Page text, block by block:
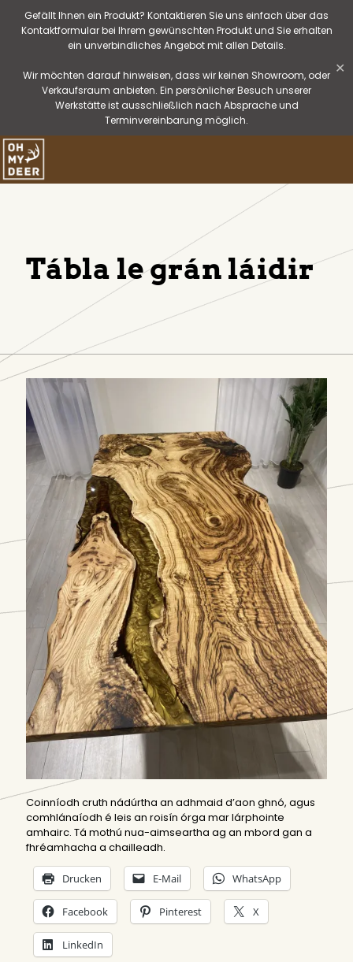
Gefällt Ihnen ein Produkt? Kontaktieren Sie uns einfach über das
Kontaktformular bei Ihrem gewünschten Produkt und Sie erhalten
ein unverbindliches Angebot mit allen Details.
Wir möchten darauf hinweisen, dass wir keinen Showroom, oder
Verkaufsraum anbieten. Ein persönlicher Besuch unserer
Werkstätte ist ausschließlich nach Absprache und
Terminvereinbarung möglich.
✕
Tábla le grán láidir
Coinníodh cruth nádúrtha an adhmaid d’aon ghnó, agus
comhlánaíodh é leis an roisín órga mar lárphointe
amhairc. Tá mothú nua-aimseartha ag an mbord gan a
fhréamhacha a chailleadh.
Drucken E-Mail WhatsApp
Facebook Pinterest X
LinkedIn